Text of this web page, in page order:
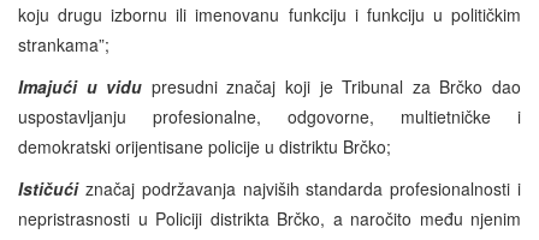
koju drugu izbornu ili imenovanu funkciju i funkciju u političkim
strankama”;
Imajući u vidu presudni značaj koji je Tribunal za Brčko dao
uspostavljanju profesionalne, odgovorne, multietničke i
demokratski orijentisane policije u distriktu Brčko;
Ističućiznačaj podržavanja najviših standarda profesionalnosti i
nepristrasnosti u Policiji distrikta Brčko, a naročito među njenim